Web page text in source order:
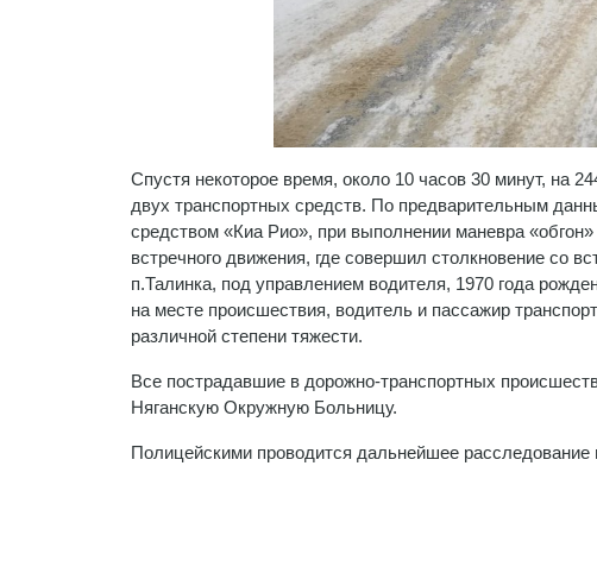
Спустя некоторое время, около 10 часов 30 минут, на
двух транспортных средств. По предварительным
средством «Киа Рио», при выполнении маневра
встречного движения, где совершил столкновение со
п.Талинка, под управлением водителя, 1970 года
на месте происшествия, водитель и пассажир
различной степени тяжести.
Все пострадавшие в дорожно-транспортных
Няганскую Окружную Больницу.
Полицейскими проводится дальнейшее